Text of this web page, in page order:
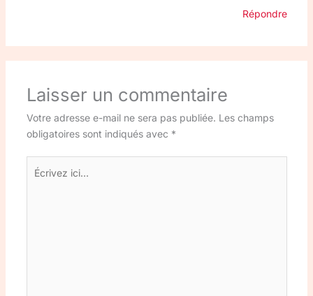
Répondre
Laisser un commentaire
Votre adresse e-mail ne sera pas publiée. Les champs
obligatoires sont indiqués avec *
ici…